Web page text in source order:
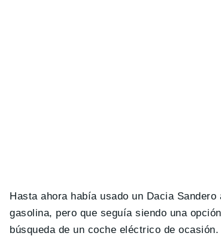
Hasta ahora había usado un Dacia
gasolina, pero que seguía siendo una
búsqueda de un coche eléctrico de ocasión.